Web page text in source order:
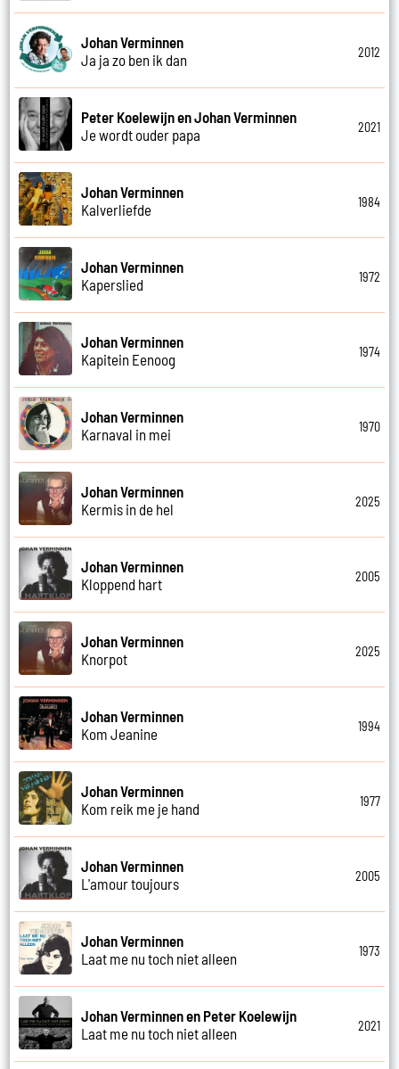
Johan Verminnen
Ja ja zo ben ik dan
2012
Peter Koelewijn en Johan Verminnen
Je wordt ouder papa
2021
Johan Verminnen
Kalverliefde
1984
Johan Verminnen
Kaperslied
1972
Johan Verminnen
Kapitein Eenoog
1974
Johan Verminnen
Karnaval in mei
1970
Johan Verminnen
Kermis in de hel
2025
Johan Verminnen
Kloppend hart
2005
Johan Verminnen
Knorpot
2025
Johan Verminnen
Kom Jeanine
1994
Johan Verminnen
Kom reik me je hand
1977
Johan Verminnen
L'amour toujours
2005
Johan Verminnen
Laat me nu toch niet alleen
1973
Johan Verminnen en Peter Koelewijn
Laat me nu toch niet alleen
2021